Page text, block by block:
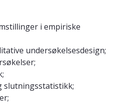
i empiriske
undersøkelsesdesign;
slutningsstatistikk;